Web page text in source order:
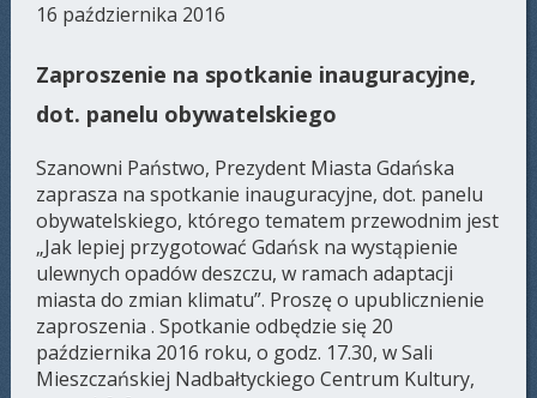
16 października 2016
Zaproszenie na spotkanie inauguracyjne,
dot. panelu obywatelskiego
Szanowni Państwo, Prezydent Miasta Gdańska
zaprasza na spotkanie inauguracyjne, dot. panelu
obywatelskiego, którego tematem przewodnim jest
„Jak lepiej przygotować Gdańsk na wystąpienie
ulewnych opadów deszczu, w ramach adaptacji
miasta do zmian klimatu”. Proszę o upublicznienie
zaproszenia . Spotkanie odbędzie się 20
października 2016 roku, o godz. 17.30, w Sali
Mieszczańskiej Nadbałtyckiego Centrum Kultury,